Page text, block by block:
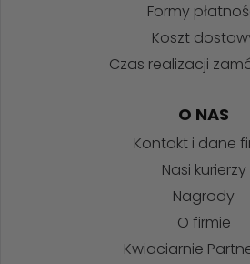
Formy
Koszt
Czas realizacji
O NAS
Kontakt i dane
Nasi kurierzy
Nagrody
O firmie
Kwiaciarnie